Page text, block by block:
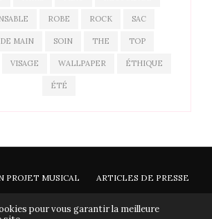
ROBE ROCK SAC
MAIN SOIN THE TOP
VISAGE WALLPAPER ÉTHIQUE
ÉTÉ
PROJET MUSICAL ARTICLES DE PRESSE
pour vous garantir la meilleure